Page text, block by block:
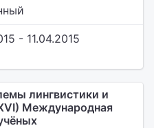
- 11.04.2015
лингвистики и
Международная